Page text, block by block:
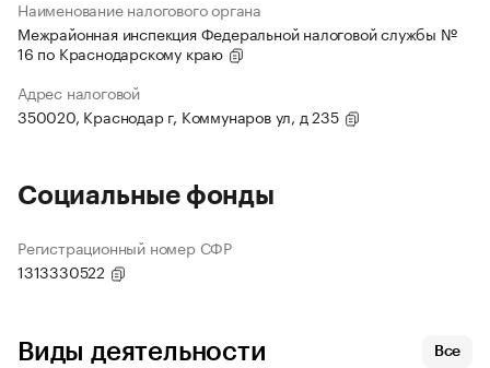
Наименование налогового органа
Межрайонная инспекция Федеральной налоговой службы №
16 по Краснодарскому краю
Адрес налоговой
350020, Краснодар г, Коммунаров ул, д 235
Социальные фонды
Регистрационный номер СФР
1313330522
Виды деятельности Все